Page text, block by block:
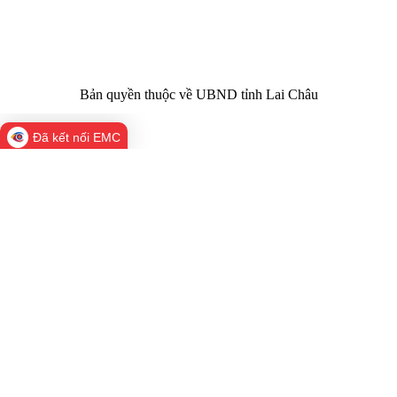
Bản quyền thuộc về UBND tỉnh Lai Châu
Đã kết nối EMC